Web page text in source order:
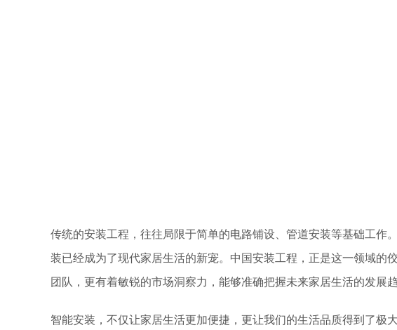
传统的安装工程，往往局限于简单的电路铺设、管道安装等基础工作
装已经成为了现代家居生活的新宠。中国安装工程，正是这一领域的
团队，更有着敏锐的市场洞察力，能够准确把握未来家居生活的发展趋
智能安装，不仅让家居生活更加便捷，更让我们的生活品质得到了极